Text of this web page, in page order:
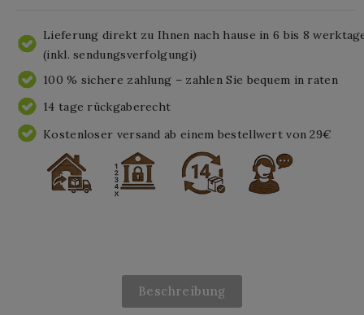
Lieferung direkt zu Ihnen nach hause in 6 bis 8
(inkl. sendungsverfolgungi)
100 % sichere zahlung – zahlen Sie bequem in raten
14 tage rückgaberecht
Kostenloser versand ab einem bestellwert von 29€
Beschreibung